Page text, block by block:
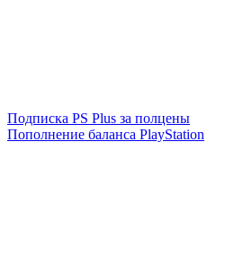
Подписка PS Plus за полцены
Пополнение баланса PlayStation